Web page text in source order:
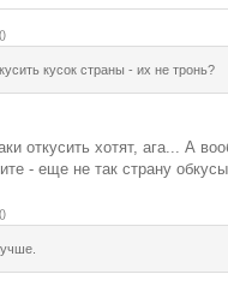
()
кусок страны - их не тронь?
откусить хотят, ага... А
- еще не так страну
()